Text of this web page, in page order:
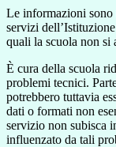
Le informazioni sono
servizi
quali la scuola non si
È cura della scuola
problemi tecnici.
potrebbero tuttavia
dati o formati non
servizio non subisca
influenzato da tali